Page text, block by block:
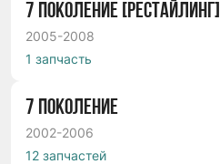
7 ПОКОЛЕНИЕ [РЕСТАЙЛИНГ]
2005-2008
1 запчасть
7 ПОКОЛЕНИЕ
2002-2006
12 запчастей